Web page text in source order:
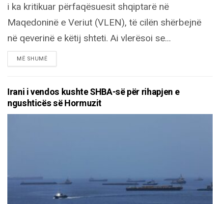
i ka kritikuar përfaqësuesit shqiptarë në
Maqedoninë e Veriut (VLEN), të cilën shërbejnë
në qeverinë e këtij shteti. Ai vlerësoi se...
MË SHUMËDETAILS
Irani i vendos kushte SHBA-së për rihapjen e
ngushticës së Hormuzit